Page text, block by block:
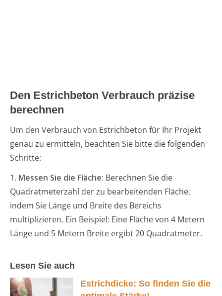
Den Estrichbeton Verbrauch präzise
berechnen
Um den Verbrauch von Estrichbeton für Ihr Projekt
genau zu ermitteln, beachten Sie bitte die folgenden
Schritte:
1. Messen Sie die Fläche: Berechnen Sie die
Quadratmeterzahl der zu bearbeitenden Fläche,
indem Sie Länge und Breite des Bereichs
multiplizieren. Ein Beispiel: Eine Fläche von 4 Metern
Länge und 5 Metern Breite ergibt 20 Quadratmeter.
Lesen Sie auch
Estrichdicke: So finden Sie die